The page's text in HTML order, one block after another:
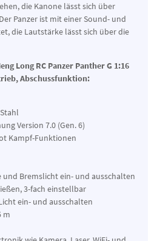
die Kanone lässt sich über
Panzer ist mit einer Sound- und
die Lautstärke lässt sich über die
Long RC Panzer Panther G 1:16
Abschussfunktion:
Version 7.0 (Gen. 6)
Kampf-Funktionen
und Bremslicht ein- und ausschalten
3-fach einstellbar
ein- und ausschalten
m